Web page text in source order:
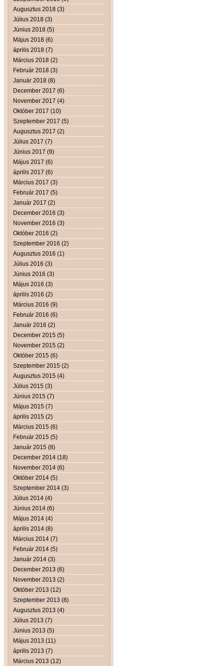
Augusztus 2018 (3)
Július 2018 (3)
Június 2018 (5)
Május 2018 (6)
április 2018 (7)
Március 2018 (2)
Február 2018 (3)
Január 2018 (8)
December 2017 (6)
November 2017 (4)
Október 2017 (10)
Szeptember 2017 (5)
Augusztus 2017 (2)
Július 2017 (7)
Június 2017 (9)
Május 2017 (6)
április 2017 (6)
Március 2017 (3)
Február 2017 (5)
Január 2017 (2)
December 2016 (3)
November 2016 (3)
Október 2016 (2)
Szeptember 2016 (2)
Augusztus 2016 (1)
Július 2016 (3)
Június 2016 (3)
Május 2016 (3)
április 2016 (2)
Március 2016 (9)
Február 2016 (6)
Január 2016 (2)
December 2015 (5)
November 2015 (2)
Október 2015 (6)
Szeptember 2015 (2)
Augusztus 2015 (4)
Július 2015 (3)
Június 2015 (7)
Május 2015 (7)
április 2015 (2)
Március 2015 (6)
Február 2015 (5)
Január 2015 (8)
December 2014 (18)
November 2014 (6)
Október 2014 (5)
Szeptember 2014 (3)
Július 2014 (4)
Június 2014 (6)
Május 2014 (4)
április 2014 (8)
Március 2014 (7)
Február 2014 (5)
Január 2014 (3)
December 2013 (6)
November 2013 (2)
Október 2013 (12)
Szeptember 2013 (8)
Augusztus 2013 (4)
Július 2013 (7)
Június 2013 (5)
Május 2013 (11)
április 2013 (7)
Március 2013 (12)